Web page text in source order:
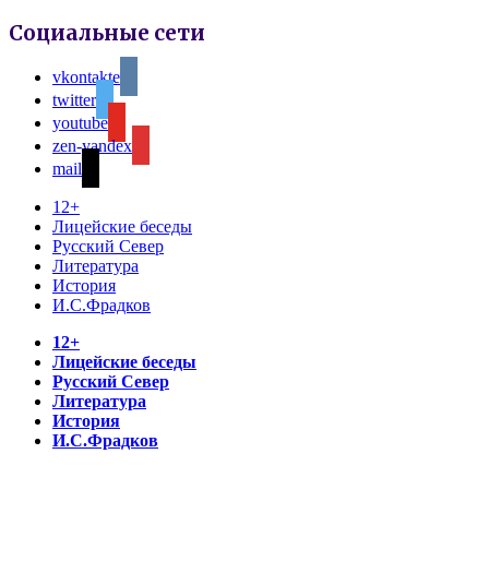
Социальные сети
vkontakte
twitter
youtube
zen-yandex
mail
12+
Лицейские беседы
Русский Север
Литература
История
И.С.Фрадков
12+
Лицейские беседы
Русский Север
Литература
История
И.С.Фрадков